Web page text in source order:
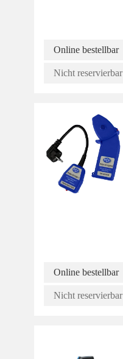
Online bestellbar
Nicht reservierbar
Online bestellbar
Nicht reservierbar